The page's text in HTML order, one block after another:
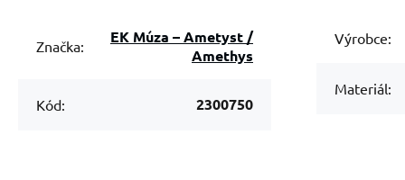
Značka:
EK Múza – Ametyst /
Amethys
Kód: 2300750
Výrobce:
Materiál: